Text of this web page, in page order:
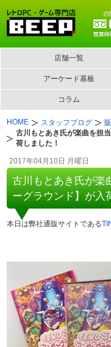
店舗一覧
アーケード基板
コラム
HOME スタッフブログ
古川もとあき氏が楽曲を担
荷しました！
2017年04月10日 月曜日
古川もとあき氏が楽
ーグラウンド】が入
本日は弊社通販サイトである